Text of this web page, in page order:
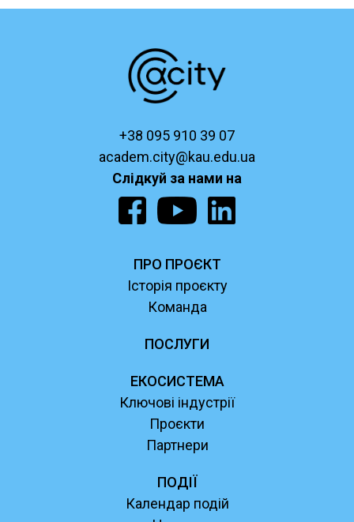
+38 095 910 39 07
academ.city@kau.edu.ua
Слідкуй за нами на
ПРО ПРОЄКТ
Історія проєкту
Команда
ПОСЛУГИ
ЕКОСИСТЕМА
Ключові індустрії
Проєкти
Партнери
ПОДІЇ
Календар подій